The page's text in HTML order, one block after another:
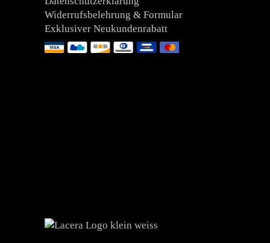
Widerrufsbelehrung & Formular
Exklusiver Neukundenrabatt